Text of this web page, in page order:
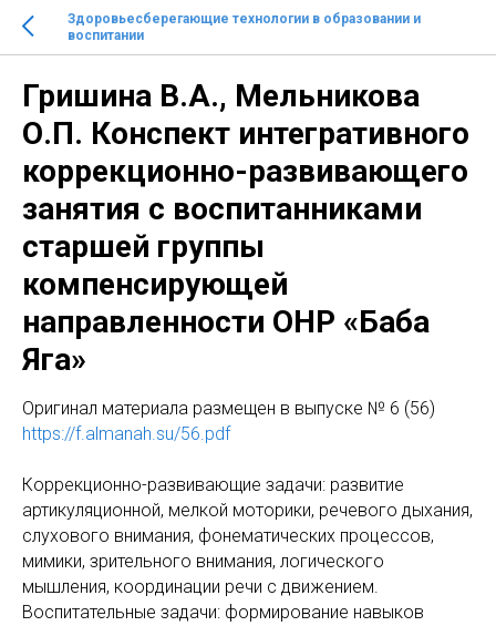
Здоровьесберегающие технологии в образовании и
воспитании
Гришина В.А., Мельникова
О.П. Конспект интегративного
коррекционно-развивающего
занятия с воспитанниками
старшей группы
компенсирующей
направленности ОНР «Баба
Яга»
Оригинaл материала размещен в выпуске № 6 (56)
https://f.almanah.su/56.pdf
Коррекционно-развивающие задачи: развитие
артикуляционной, мелкой моторики, речевого дыхания,
слухового внимания, фонематических процессов,
мимики, зрительного внимания, логического
мышления, координации речи с движением.
Воспитательные задачи: формирование навыков